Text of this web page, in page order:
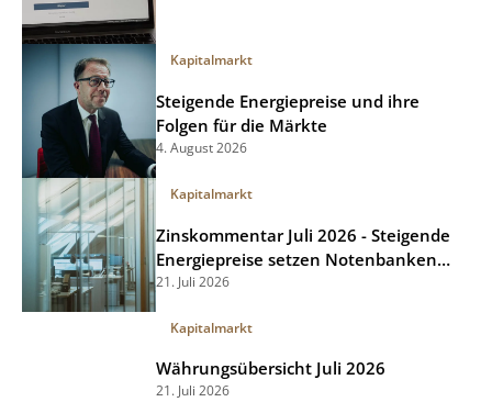
Kapitalmarkt
Steigende Energiepreise und ihre
Folgen für die Märkte
4. August 2026
Kapitalmarkt
Zinskommentar Juli 2026 - Steigende
Energiepreise setzen Notenbanken
unter Druck
21. Juli 2026
Kapitalmarkt
Währungsübersicht Juli 2026
21. Juli 2026